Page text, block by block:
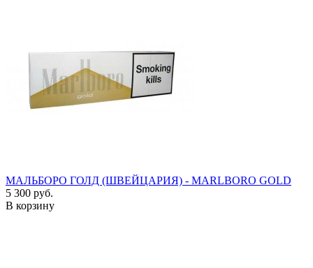
МАЛЬБОРО ГОЛД (ШВЕЙЦАРИЯ) - MARLBORO GOLD
5 300 руб.
В корзину